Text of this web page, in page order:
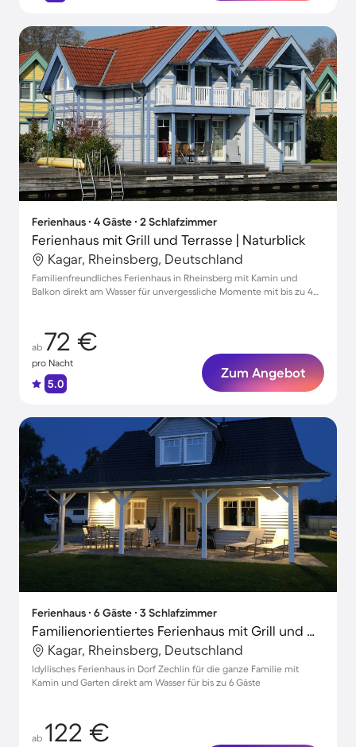
Ferienhaus ∙ 4 Gäste ∙ 2 Schlafzimmer
Ferienhaus mit Grill und Terrasse | Naturblick
Kagar, Rheinsberg, Deutschland
Familienfreundliches Ferienhaus in Rheinsberg mit Kamin und
Balkon direkt am Wasser für unvergessliche Momente mit bis zu 4
ab 72 €
pro Nacht
5.0
Zum Angebot
Ferienhaus ∙ 6 Gäste ∙ 3 Schlafzimmer
Familienorientiertes Ferienhaus mit Grill und Garten | Naturblick | Haustierfreundlich
Kagar, Rheinsberg, Deutschland
Idyllisches Ferienhaus in Dorf Zechlin für die ganze Familie mit
Kamin und Garten direkt am Wasser für bis zu 6 Gäste
ab 122 €